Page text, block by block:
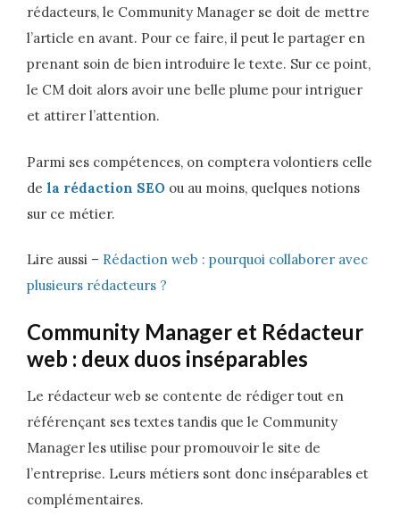
rédacteurs, le Community Manager se doit de mettre
l’article en avant. Pour ce faire, il peut le partager en
prenant soin de bien introduire le texte. Sur ce point,
le CM doit alors avoir une belle plume pour intriguer
et attirer l’attention.
Parmi ses compétences, on comptera volontiers celle
de la rédaction SEO ou au moins, quelques notions
sur ce métier.
Lire aussi – Rédaction web : pourquoi collaborer avec
plusieurs rédacteurs ?
Community Manager et Rédacteur
web : deux duos inséparables
Le rédacteur web se contente de rédiger tout en
référençant ses textes tandis que le Community
Manager les utilise pour promouvoir le site de
l’entreprise. Leurs métiers sont donc inséparables et
complémentaires.